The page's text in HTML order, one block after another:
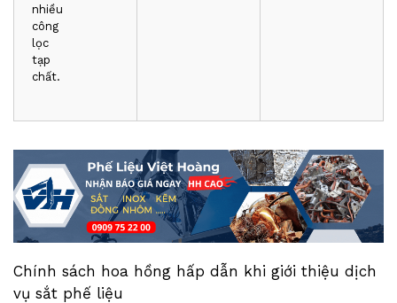
nhiều
công
lọc
tạp
chất.
Chính sách hoa hồng hấp dẫn khi giới thiệu dịch
vụ sắt phế liệu